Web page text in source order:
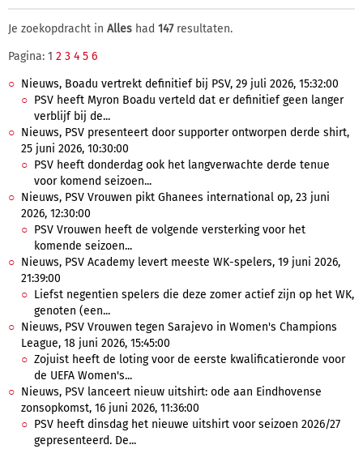
Je zoekopdracht in Alles had 147resultaten.
Pagina: 1 2 3 4 5 6
Nieuws, Boadu vertrekt definitief bij PSV, 29 juli 2026, 15:32:00
PSV heeft Myron Boadu verteld dat er definitief geen langer
verblijf bij de...
Nieuws, PSV presenteert door supporter ontworpen derde shirt,
25 juni 2026, 10:30:00
PSV heeft donderdag ook het langverwachte derde tenue
voor komend seizoen...
Nieuws, PSV Vrouwen pikt Ghanees international op, 23 juni
2026, 12:30:00
PSV Vrouwen heeft de volgende versterking voor het
komende seizoen...
Nieuws, PSV Academy levert meeste WK-spelers, 19 juni 2026,
21:39:00
Liefst negentien spelers die deze zomer actief zijn op het WK,
genoten (een...
Nieuws, PSV Vrouwen tegen Sarajevo in Women's Champions
League, 18 juni 2026, 15:45:00
Zojuist heeft de loting voor de eerste kwalificatieronde voor
de UEFA Women's...
Nieuws, PSV lanceert nieuw uitshirt: ode aan Eindhovense
zonsopkomst, 16 juni 2026, 11:36:00
PSV heeft dinsdag het nieuwe uitshirt voor seizoen 2026/27
gepresenteerd. De...